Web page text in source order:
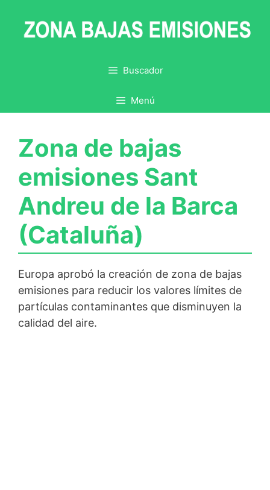
contenido
Buscador
Menú
Zona de bajas
emisiones Sant
Andreu de la Barca
(Cataluña)
Europa aprobó la creación de zona de bajas
emisiones para reducir los valores límites de
partículas contaminantes que disminuyen la
calidad del aire.